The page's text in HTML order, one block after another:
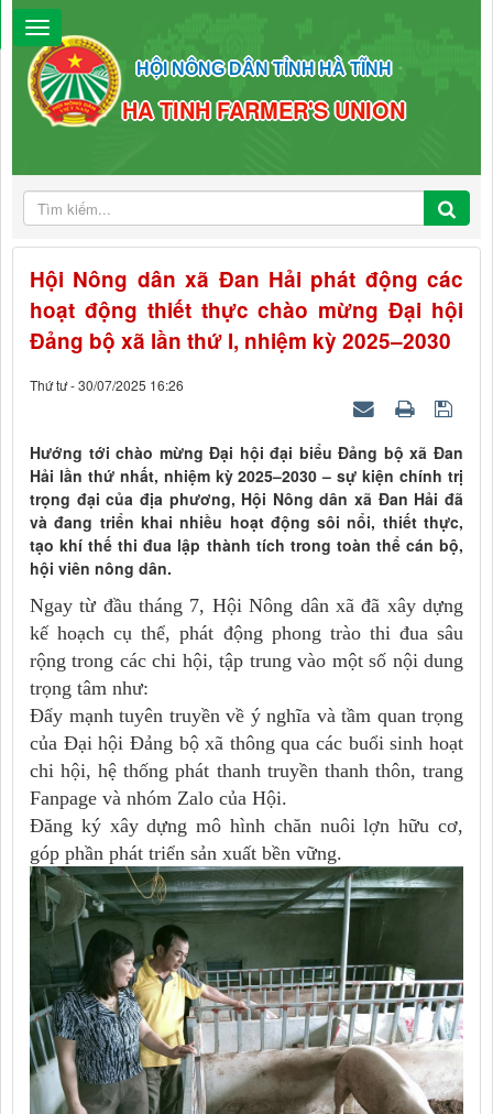
HỘI NÔNG DÂN TỈNH HÀ TĨNH
HA TINH FARMER'S UNION
Hội Nông dân xã Đan Hải phát động các
hoạt động thiết thực chào mừng Đại hội
Đảng bộ xã lần thứ I, nhiệm kỳ 2025–2030
Thứ tư - 30/07/2025 16:26
Hướng tới chào mừng Đại hội đại biểu Đảng bộ xã Đan
Hải lần thứ nhất, nhiệm kỳ 2025–2030 – sự kiện chính trị
trọng đại của địa phương, Hội Nông dân xã Đan Hải đã
và đang triển khai nhiều hoạt động sôi nổi, thiết thực,
tạo khí thế thi đua lập thành tích trong toàn thể cán bộ,
hội viên nông dân.
Ngay từ đầu tháng 7, Hội Nông dân xã đã xây dựng
kế hoạch cụ thể, phát động phong trào thi đua sâu
rộng trong các chi hội, tập trung vào một số nội dung
trọng tâm như:
Đẩy mạnh tuyên truyền về ý nghĩa và tầm quan trọng
của Đại hội Đảng bộ xã thông qua các buổi sinh hoạt
chi hội, hệ thống phát thanh truyền thanh thôn, trang
Fanpage và nhóm Zalo của Hội.
Đăng ký xây dựng mô hình chăn nuôi lợn hữu cơ,
góp phần phát triển sản xuất bền vững.